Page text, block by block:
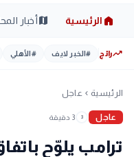
home الرئيسية mapأخبار
trending_upرائج #الخبر لايف #الأهلي
الرئيسية chevron_left عاجل
عاجل 3 3 دقيقة
ترامب يلوّح